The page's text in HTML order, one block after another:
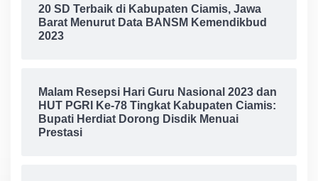
20 SD Terbaik di Kabupaten Ciamis, Jawa
Barat Menurut Data BANSM Kemendikbud
2023
Malam Resepsi Hari Guru Nasional 2023 dan
HUT PGRI Ke-78 Tingkat Kabupaten Ciamis:
Bupati Herdiat Dorong Disdik Menuai
Prestasi